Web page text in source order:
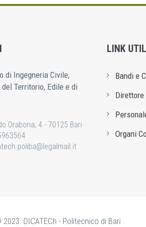
di Ingegneria Civile,
Territorio, Edile e di
Orabona, 4 - 70125 Bari
LINK
Bandi e
Direttore
Organi
DICATECh - Politecnico di Bari